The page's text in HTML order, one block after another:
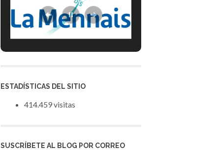
ESTADÍSTICAS DEL SITIO
414.459 visitas
SUSCRÍBETE AL BLOG POR CORREO